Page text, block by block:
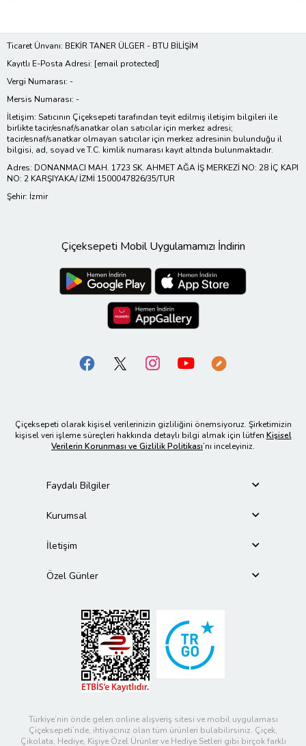
Ticaret Ünvanı: BEKİR TANER ÜLGER - BTU BİLİŞİM
Kayıtlı E-Posta Adresi: [email protected]
Vergi Numarası: -
Mersis Numarası: -
İletişim: Satıcının Çiçeksepeti tarafından teyit edilmiş iletişim bilgileri ile
birlikte tacir/esnaf/sanatkar olan satıcılar için merkez adresi;
tacir/esnaf/sanatkar olmayan satıcılar için merkez adresinin bulunduğu il
bilgisi, ad, soyad ve T.C. kimlik numarası kayıt altında bulunmaktadır.
Adres: DONANMACI MAH. 1723 SK. AHMET AĞA İŞ MERKEZİ NO: 28 İÇ KAPI
NO: 2 KARŞIYAKA/ İZMİ 1500047826/35/TUR
Şehir: İzmir
Çiçeksepeti Mobil Uygulamamızı İndirin
Çiçeksepeti olarak kişisel verilerinizin gizliliğini önemsiyoruz. Şirketimizin
kişisel veri işleme süreçleri hakkında detaylı bilgi almak için lütfen Kişisel
Verilerin Korunması ve Gizlilik Politikası’nı inceleyiniz.
Faydalı Bilgiler
Kurumsal
İletişim
Özel Günler
Türkiye’nin önde gelen online alışveriş sitesi ve mobil uygulaması
Çiçeksepeti’nde, ihtiyacınız olan tüm ürünleri bulabilirsiniz. Çiçek,
Çikolata, Hediye, Kişiye Özel Ürünler ve Hediye Setleri gibi birçok farklı